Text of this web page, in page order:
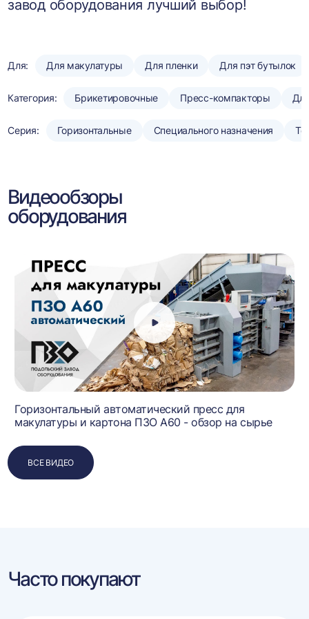
завод оборудования лучший выбор!
Для: Для макулатуры Для пленки Для пэт бутылок
Категория: Брикетировочные Пресс-компакторы
Серия: Горизонтальные Специального назначения
Видеообзоры
оборудования
Горизонтальный автоматический пресс для
макулатуры и картона ПЗО А60 - обзор на сырье
ВСЕ ВИДЕО
Часто покупают